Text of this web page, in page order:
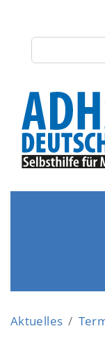
Suche
Aktuelles